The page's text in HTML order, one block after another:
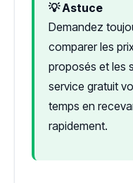
💡 Astuce
Demandez
comparer les
proposés et les
service gratuit
temps en
rapidement.